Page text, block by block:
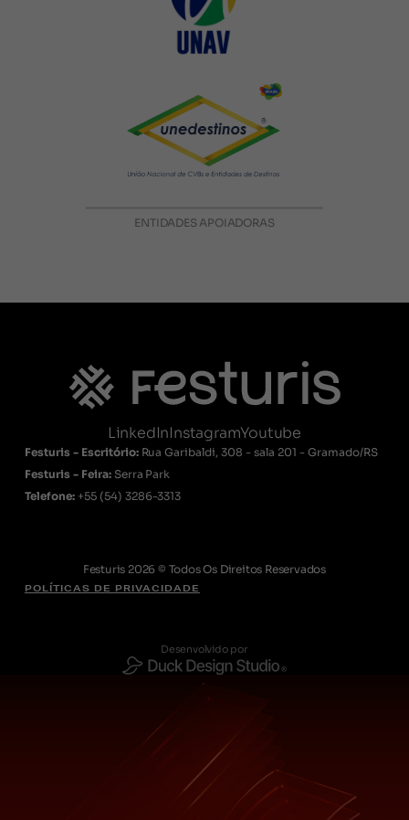
ENTIDADES APOIADORAS
LinkedInInstagramYoutube
Festuris - Escritório: Rua Garibaldi, 308 - sala 201 - Gramado/RS
Festuris - Feira: Serra Park
Telefone: +55 (54) 3286-3313
Festuris 2026 © Todos Os Direitos Reservados
POLÍTICAS DE PRIVACIDADE
Desenvolvido por